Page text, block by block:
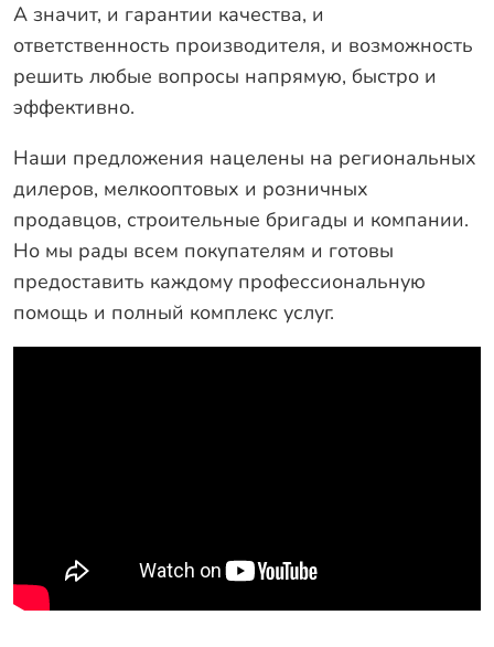
А значит, и гарантии качества, и
ответственность производителя, и возможность
решить любые вопросы напрямую, быстро и
эффективно.
Наши предложения нацелены на региональных
дилеров, мелкооптовых и розничных
продавцов, строительные бригады и компании.
Но мы рады всем покупателям и готовы
предоставить каждому профессиональную
помощь и полный комплекс услуг.